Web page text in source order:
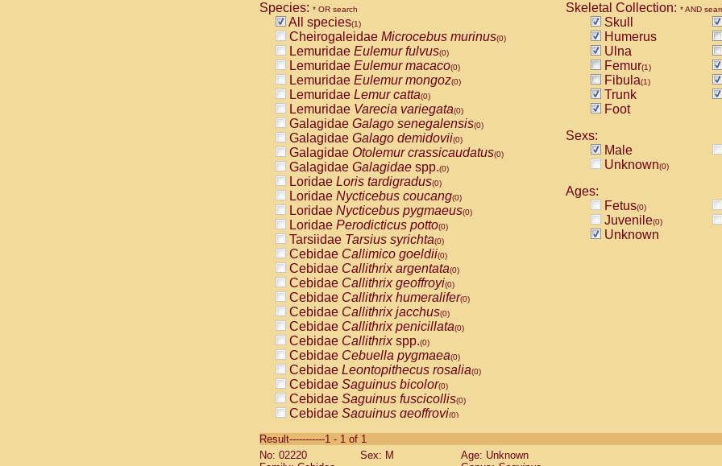
Species: * OR search
All species(1)
Cheirogaleidae Microcebus murinus(0)
Lemuridae Eulemur fulvus(0)
Lemuridae Eulemur macaco(0)
Lemuridae Eulemur mongoz(0)
Lemuridae Lemur catta(0)
Lemuridae Varecia variegata(0)
Galagidae Galago senegalensis(0)
Galagidae Galago demidovii(0)
Galagidae Otolemur crassicaudatus(0)
Galagidae Galagidae spp.(0)
Loridae Loris tardigradus(0)
Loridae Nycticebus coucang(0)
Loridae Nycticebus pygmaeus(0)
Loridae Perodicticus potto(0)
Tarsiidae Tarsius syrichta(0)
Cebidae Callimico goeldii(0)
Cebidae Callithrix argentata(0)
Cebidae Callithrix geoffroyi(0)
Cebidae Callithrix humeralifer(0)
Cebidae Callithrix jacchus(0)
Cebidae Callithrix penicillata(0)
Cebidae Callithrixspp.(0)
Cebidae Cebuella pygmaea(0)
Cebidae Leontopithecus rosalia(0)
Cebidae Saguinus bicolor(0)
Cebidae Saguinus fuscicollis(0)
Cebidae Saguinus geoffroyi(0)
CebidaeSaguinus labiatus(0)
Cebidae Saguinus leucopus (0)
Skeletal Collection: * AND
Skull
Humerus
Ulna
Femur(1)
Fibula(1)
Trunk
Foot
Sexs:
Male
Unknown(0)
Ages:
Fetus(0)
Juvenile(0)
Unknown
Result-----------1 - 1 of 1
No: 02220
Sex: M
Age: Unknown